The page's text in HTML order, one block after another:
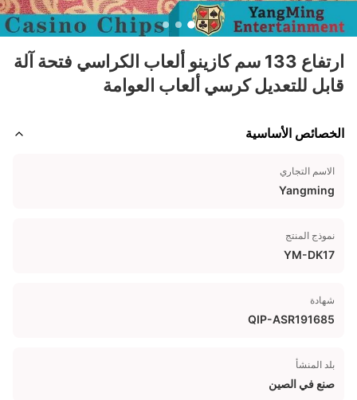
ارتفاع 133 سم كازينو ألعاب الكراسي فتحة آلة
قابل للتعديل كرسي ألعاب العوامة
الخصائص الأساسية
الاسم التجاري
Yangming
نموذج المنتج
YM-DK17
شهادة
QIP-ASR191685
بلد المنشأ
صنع في الصين